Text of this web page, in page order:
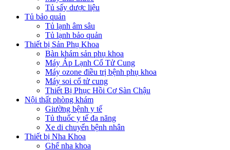
Tủ sấy dược liệu
Tủ bảo quản
Tủ lạnh âm sâu
Tủ lạnh bảo quản
Thiết bị Sản Phụ Khoa
Bàn khám sản phụ khoa
Máy Áp Lạnh Cổ Tử Cung
Máy ozone điều trị bệnh phụ khoa
Máy soi cổ tử cung
Thiết Bị Phục Hồi Cơ Sàn Chậu
Nội thất phòng khám
Giường bệnh y tế
Tủ thuốc y tế đa năng
Xe di chuyển bệnh nhân
Thiết bị Nha Khoa
Ghế nha khoa